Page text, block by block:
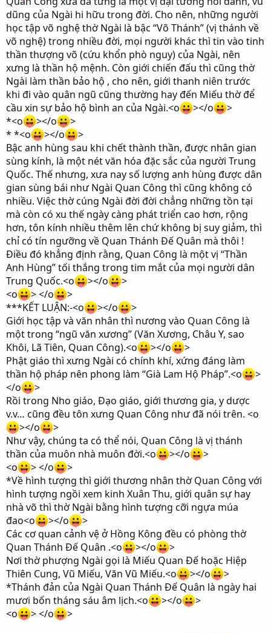
dũng của Ngài hi hữu trong đời. Cho nên, những người
học tập võ nghệ thờ Ngài là bậc “Võ Thánh” (vị thánh về
võ nghệ) trong nhiều đời, mọi người khác thì tin vào tinh
thần thượng võ (cứu khổn phò nguy) của Ngài, nên
xưng là thần hộ mệnh. Còn giới chiến đấu thì cũng thờ
Ngài làm thần bảo hộ , cho nên, giới thanh niên trước
khi đi vào quân ngũ cũng thường hay đến Miếu thờ để
cầu xin sự bảo hộ bình an của Ngài.<o
></o
>
*<o
></o
>
* *<o
></o
>
Bậc anh hùng sau khi chết thành thần, được nhân gian
sùng kính, là một nét văn hóa đặc sắc của người Trung
Quốc. Thế nhưng, xưa nay số lượng anh hùng được dân
gian sùng bái như Ngài Quan Công thì cũng không có
nhiều. Việc thờ cúng Ngài đời đời chẳng những tồn tại
mà còn có xu thế ngày càng phát triển cao hơn, rộng
hơn, tôn kính nhiều thêm lên chứ không bị suy giảm, thì
chỉ có tín ngưỡng về Quan Thánh Đế Quân mà thôi !
Điều đó khẳng định rằng, Quan Công là một vị “Thần
Anh Hùng” tối thắng trong tim mắt của mọi người dân
Trung Quốc.<o
></o
>
<o
> </o
>
***KẾT LUẬN:-<o
></o
>
Giới học tập và văn nhân thì nương vào Quan Công là
một trong “ngũ văn xương” (Văn Xương, Châu Y, sao
Khôi, Lã Tiên, Quan Công).<o
></o
>
Phật giáo thì xưng Ngài có chính khí, xứng đáng làm
thần hộ pháp nên phong làm “Già Lam Hộ Pháp”.<o
>
</o
>
Rồi trong Nho giáo, Đạo giáo, giới thương gia, y dược
v.v… cũng đều tôn xưng Quan Công như đã nói trên. <o
></o
>
Như vậy, chúng ta có thể nói, Quan Công là vị thánh
thần của muôn nhà muôn đời.<o
></o
>
<o
> </o
>
*Về hình tượng thì giới thương nhân thờ Quan Công với
hình tượng ngồi xem kinh Xuân Thu, giới quân sự hay
nhà võ thì thờ Ngài bằng hình tượng cỡi ngựa múa
đao<o
></o
>
Các cơ quan cảnh vệ ở Hồng Kông đều có phòng thờ
Quan Thánh Đế Quân .<o
></o
>
Nơi thờ phượng Ngài gọi là Miếu Quan Đế hoặc Hiệp
Thiên Cung, Vũ Miếu, Văn Vũ Miếu.<o
></o
>
*Thánh đản của Ngài Quan Thánh Đế Quân là ngày hai
mươi bốn tháng sáu âm lịch.<o
></o
>
<o
> </o
>